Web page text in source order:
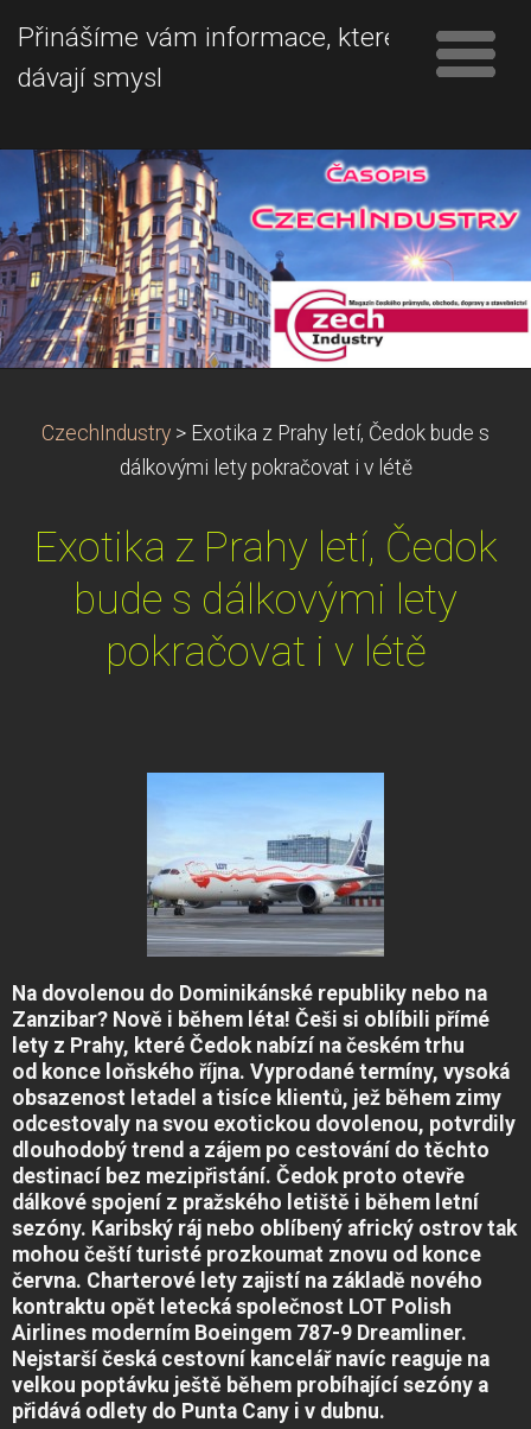
Přinášíme vám informace, které
dávají smysl
CzechIndustry > Exotika z Prahy letí, Čedok bude s
dálkovými lety pokračovat i v létě
Exotika z Prahy letí, Čedok
bude s dálkovými lety
pokračovat i v létě
Na dovolenou do Dominikánské republiky nebo na
Zanzibar? Nově i během léta! Češi si oblíbili přímé
lety z Prahy, které Čedok nabízí na českém trhu
od konce loňského října. Vyprodané termíny, vysoká
obsazenost letadel a tisíce klientů, jež během zimy
odcestovaly na svou exotickou dovolenou, potvrdily
dlouhodobý trend a zájem po cestování do těchto
destinací bez mezipřistání. Čedok proto otevře
dálkové spojení z pražského letiště i během letní
sezóny. Karibský ráj nebo oblíbený africký ostrov tak
mohou čeští turisté prozkoumat znovu od konce
června. Charterové lety zajistí na základě nového
kontraktu opět letecká společnost LOT Polish
Airlines moderním Boeingem 787-9 Dreamliner.
Nejstarší česká cestovní kancelář navíc reaguje na
velkou poptávku ještě během probíhající sezóny a
přidává odlety do Punta Cany i v dubnu.